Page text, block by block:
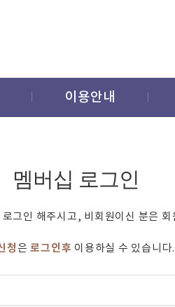
이용안내
멤버십 로그인
그인 해주시고, 비회원이신 분은
청은로그인후 이용하실 수 있습니다.